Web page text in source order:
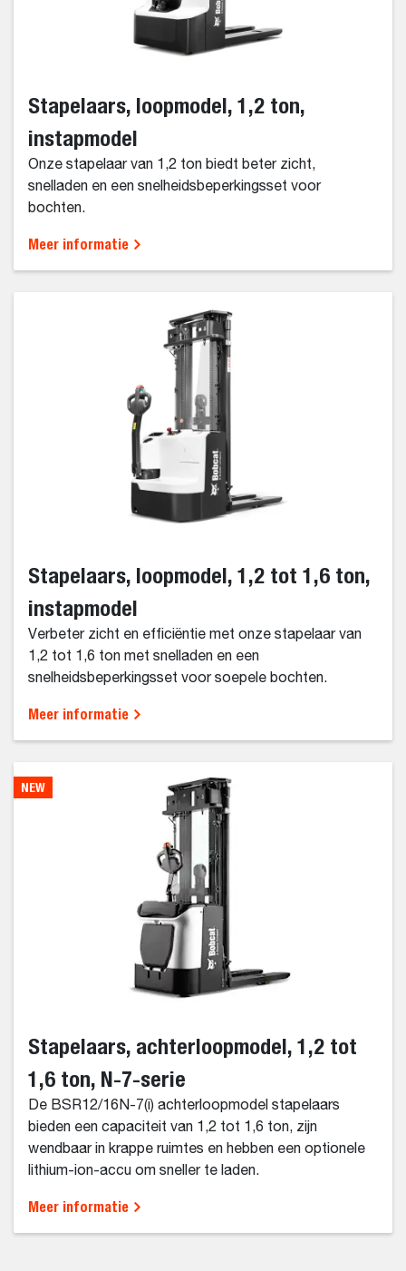
Stapelaars, loopmodel, 1,2 ton,
instapmodel
Onze stapelaar van 1,2 ton biedt beter zicht,
snelladen en een snelheidsbeperkingsset voor
bochten.
Meer informatie
Stapelaars, loopmodel, 1,2 tot 1,6 ton,
instapmodel
Verbeter zicht en efficiëntie met onze stapelaar van
1,2 tot 1,6 ton met snelladen en een
snelheidsbeperkingsset voor soepele bochten.
Meer informatie
NEW
Stapelaars, achterloopmodel, 1,2 tot
1,6 ton, N-7-serie
De BSR12/16N-7(i) achterloopmodel stapelaars
bieden een capaciteit van 1,2 tot 1,6 ton, zijn
wendbaar in krappe ruimtes en hebben een optionele
lithium-ion-accu om sneller te laden.
Meer informatie